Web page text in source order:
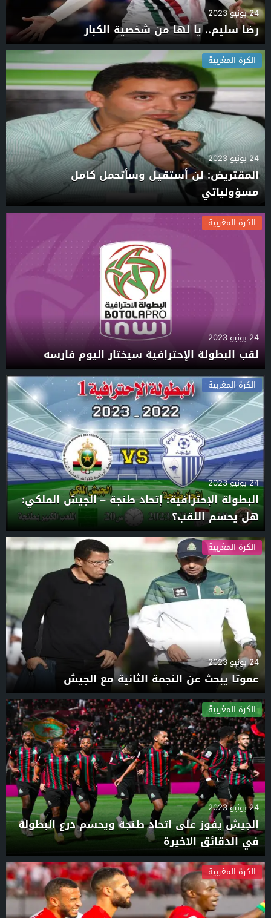
24 يونيو 2023
رضا سليم.. يا لها من شخصية الكبار
الكرة المغربية
24 يونيو 2023
المقتريض: لن أستقيل وسأتحمل كامل
مسؤولياتي
الكرة المغربية
24 يونيو 2023
لقب البطولة الإحترافية سيختار اليوم فارسه
الكرة المغربية
24 يونيو 2023
البطولة الإحترافية: إتحاد طنجة – الجيش الملكي:
هل يحسم اللقب؟
الكرة المغربية
24 يونيو 2023
عموتا يبحث عن النجمة الثانية مع الجيش
الكرة المغربية
24 يونيو 2023
الجيش يفوز على اتحاد طنجة ويحسم درع البطولة
في الدقائق الاخيرة
الكرة المغربية